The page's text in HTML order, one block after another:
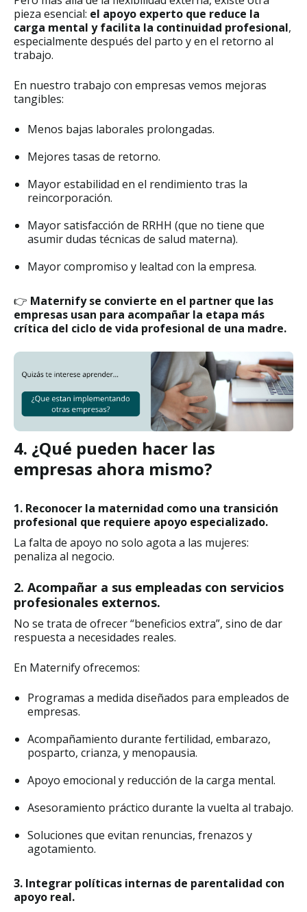
pieza esencial: el apoyo experto que reduce la
carga mental y facilita la continuidad profesional,
especialmente después del parto y en el retorno al
trabajo.
En nuestro trabajo con empresas vemos mejoras
tangibles:
Menos bajas laborales prolongadas.
Mejores tasas de retorno.
Mayor estabilidad en el rendimiento tras la
reincorporación.
Mayor satisfacción de RRHH (que no tiene que
asumir dudas técnicas de salud materna).
Mayor compromiso y lealtad con la empresa.
👉 Maternify se convierte en el partner que las
empresas usan para acompañar la etapa más
crítica del ciclo de vida profesional de una madre.
4. ¿Qué pueden hacer las
empresas ahora mismo?
1. Reconocer la maternidad como una transición
profesional que requiere apoyo especializado.
La falta de apoyo no solo agota a las mujeres:
penaliza al negocio.
2. Acompañar a sus empleadas con servicios
profesionales externos.
No se trata de ofrecer “beneficios extra”, sino de dar
respuesta a necesidades reales.
En Maternify ofrecemos:
Programas a medida diseñados para empleados de
empresas.
Acompañamiento durante fertilidad, embarazo,
posparto, crianza, y menopausia.
Apoyo emocional y reducción de la carga mental.
Asesoramiento práctico durante la vuelta al trabajo.
Soluciones que evitan renuncias, frenazos y
agotamiento.
3. Integrar políticas internas de parentalidad con
apoyo real.